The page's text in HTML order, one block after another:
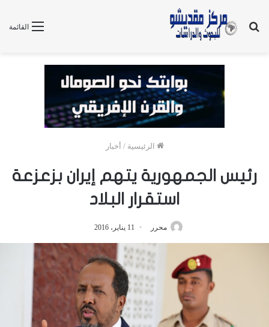
القائمة
بحث
الرئيسية / أخبار
رئيس الجمهورية يتهم إيران بزعزعة
استقرار البلاد
محرر 11 يناير، 2016